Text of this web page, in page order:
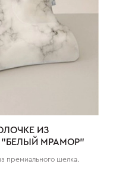
ИЗ
МРАМОР"
премиального шелка.